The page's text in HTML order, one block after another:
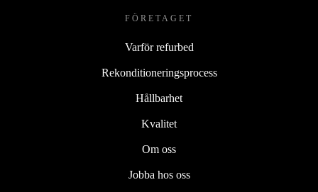
FÖRETAGET
Varför refurbed
Rekonditioneringsprocess
Hållbarhet
Kvalitet
Om oss
Jobba hos oss